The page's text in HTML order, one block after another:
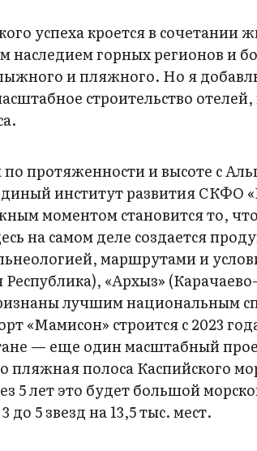
успеха кроется в сочетании
наследием горных регионов и
и пляжного. Но я
строительство
по протяженности и высоте с
институт развития СКФО
моментом становится то,
на самом деле создается
маршрутами и
«Архыз»
лучшим национальным
«Мамисон» строится с 2023
— еще один масштабный
пляжная полоса Каспийского
5 лет это будет большой
до 5 звезд на 13,5 тыс. мест.